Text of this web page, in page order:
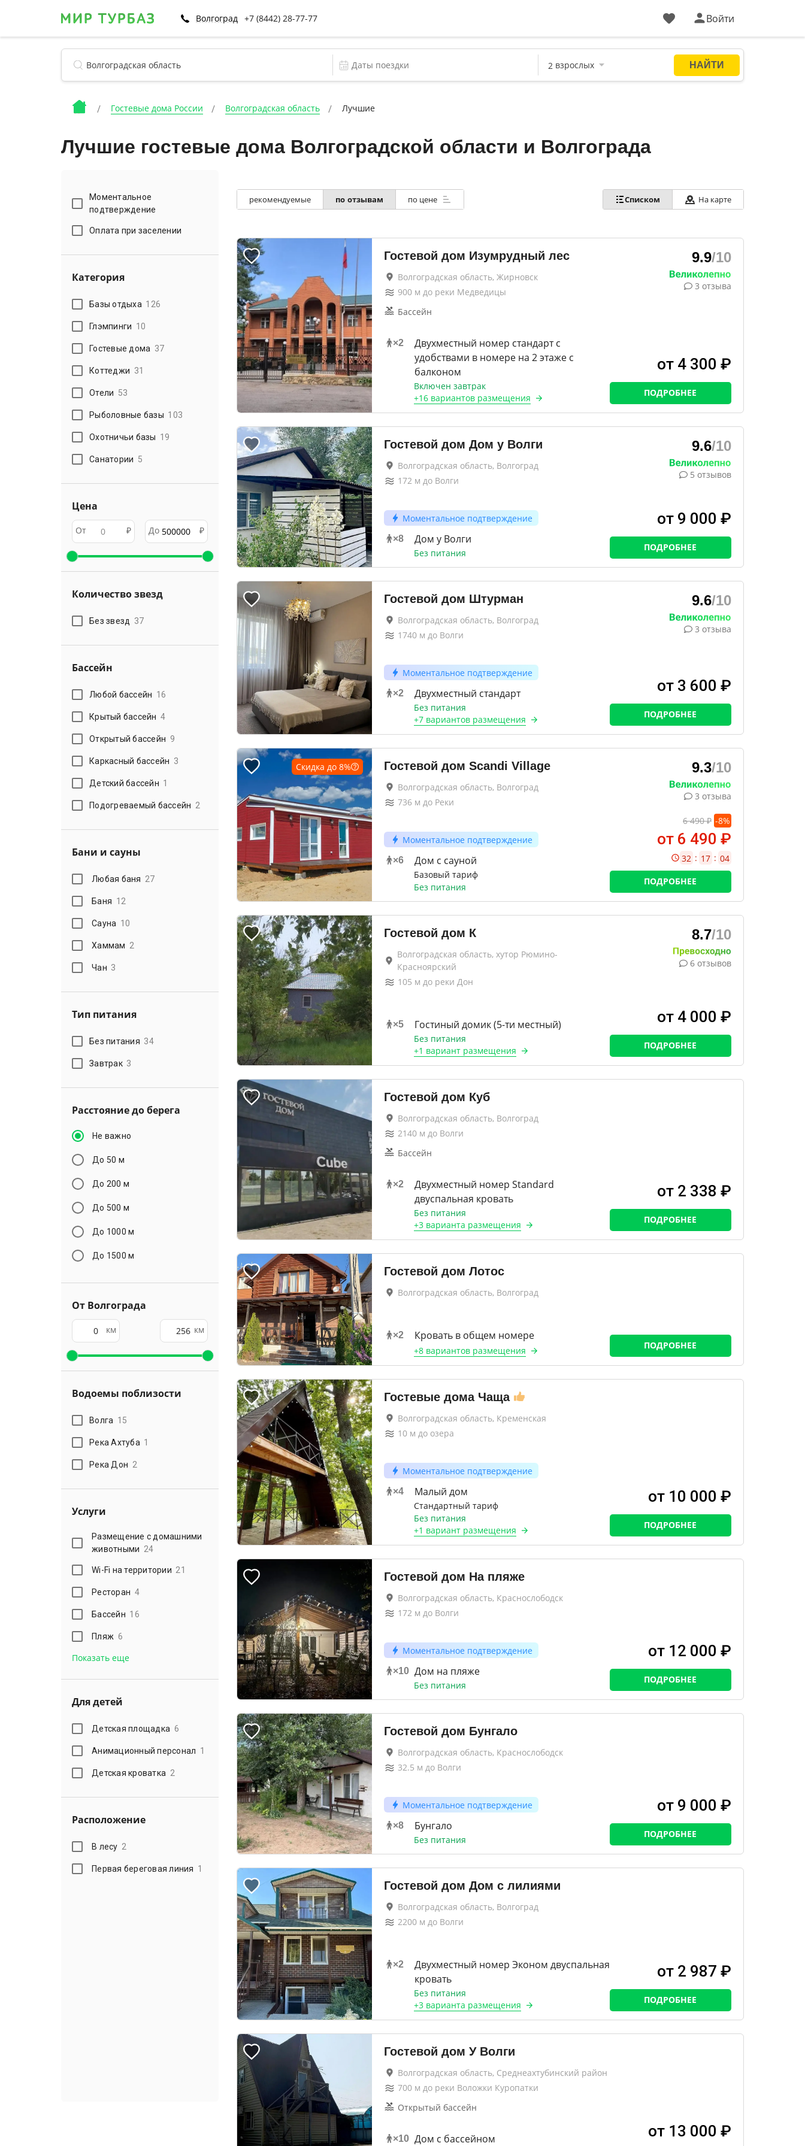
Волгоград +7 (8442) 28-77-77 Войти
Гостевые дома России Волгоградская область Лучшие
Лучшие гостевые дома Волгоградской области и Волгограда
Моментальное
подтверждение
Оплата при заселении
Категория
Базы отдыха 126
Глэмпинги 10
Гостевые дома 37
Коттеджи 31
Отели 53
Рыболовные базы 103
Охотничьи базы 19
Санатории 5
Цена
От ₽ До ₽
Количество звезд
Без звезд 37
Бассейн
Любой бассейн 16
Крытый бассейн 4
Открытый бассейн 9
Каркасный бассейн 3
Детский бассейн 1
Подогреваемый бассейн 2
Бани и сауны
Любая баня 27
Баня 12
Сауна 10
Хаммам 2
Чан 3
Тип питания
Без питания 34
Завтрак 3
Расстояние до берега
Не важно
До 50 м
До 200 м
До 500 м
До 1000 м
До 1500 м
От Волгограда
км км
Водоемы поблизости
Волга 15
Река Ахтуба 1
Река Дон 2
Услуги
Размещение с домашними
животными 24
Wi-Fi на территории 21
Ресторан 4
Бассейн 16
Пляж 6
Показать еще
Для детей
Детская площадка 6
Анимационный персонал 1
Детская кроватка 2
Расположение
В лесу 2
Первая береговая линия 1
рекомендуемые по отзывам по цене Списком На карте
Гостевой дом Изумрудный лес
Волгоградская область, Жирновск
900м до реки Медведицы
Бассейн
×2
Двухместный номер стандарт с
удобствами в номере на 2 этаже с
балконом
Включен завтрак
+16 вариантовразмещения
9.9/10
3 отзыва
от 4 300 ₽
ПОДРОБНЕЕ
Гостевой дом Дом у Волги
Волгоградская область, Волгоград
172м до Волги
Моментальное подтверждение
×8 Дом у Волги
Без питания
9.6/10
5 отзывов
от 9 000 ₽
ПОДРОБНЕЕ
Гостевой дом Штурман
Волгоградская область, Волгоград
1740м до Волги
Моментальное подтверждение
×2 Двухместный стандарт
Без питания
+7 вариантовразмещения
9.6/10
3 отзыва
от 3 600 ₽
ПОДРОБНЕЕ
Скидка до 8% Гостевой дом Scandi Village
Волгоградская область, Волгоград
736м до Реки
Моментальное подтверждение
×6 Дом с сауной
Базовый тариф
Без питания
9.3/10
3 отзыва
6 490 ₽ -8%
от 6 490 ₽
32 : 17 : 03
ПОДРОБНЕЕ
Гостевой дом К
Волгоградская область, хутор Рюмино-
Красноярский
105 м до реки Дон
×5 Гостиный домик (5-ти местный)
Без питания
+1 вариантразмещения
8.7/10
6 отзывов
от 4 000 ₽
ПОДРОБНЕЕ
Гостевой дом Куб
Волгоградская область, Волгоград
2140м до Волги
Бассейн
×2
Двухместный номер Standard
двуспальная кровать
Без питания
+3 варианта размещения
от 2 338 ₽
ПОДРОБНЕЕ
Гостевой дом Лотос
Волгоградская область, Волгоград
×2 Кровать в общем номере
+8 вариантовразмещения ПОДРОБНЕЕ
Гостевые дома Чаща
Волгоградская область, Кременская
10м до озера
Моментальное подтверждение
×4 Малый дом
Стандартный тариф
Без питания
+1 вариантразмещения
от 10 000 ₽
ПОДРОБНЕЕ
Гостевой дом На пляже
Волгоградская область, Краснослободск
172м до Волги
Моментальное подтверждение
×10 Дом на пляже
Без питания
от 12 000 ₽
ПОДРОБНЕЕ
Гостевой дом Бунгало
Волгоградская область, Краснослободск
32.5 м до Волги
Моментальное подтверждение
×8 Бунгало
Без питания
от 9 000 ₽
ПОДРОБНЕЕ
Гостевой дом Дом с лилиями
Волгоградская область, Волгоград
2200м до Волги
×2
Двухместный номер Эконом двуспальная
кровать
Без питания
+3 варианта размещения
от 2 987 ₽
ПОДРОБНЕЕ
Гостевой дом У Волги
Волгоградская область, Среднеахтубинский район
700м до реки Воложки Куропатки
Открытый бассейн
×10 Дом с бассейном от 13 000 ₽